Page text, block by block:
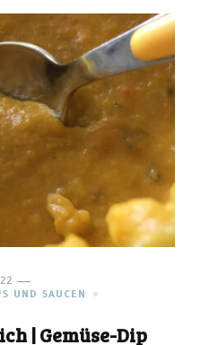
UND SAUCEN
| Gemüse-Dip